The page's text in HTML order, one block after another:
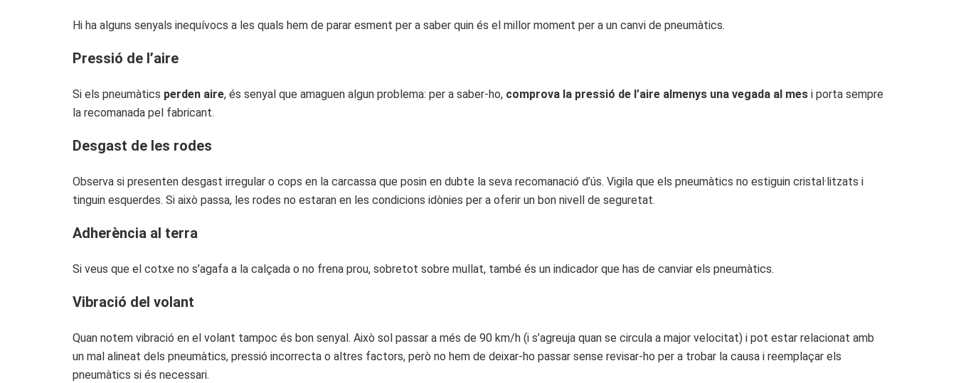
Hi ha alguns senyals inequívocs a les quals hem de parar esment per a saber quin és el millor moment per a un canvi de pneumàtics.
Pressió de l’aire
Si els pneumàtics perden aire, és senyal que amaguen algun problema: per a saber-ho, comprova la pressió de l’aire almenys una vegada al mes i porta sempre
la recomanada pel fabricant.
Desgast de les rodes
Observa si presenten desgast irregular o cops en la carcassa que posin en dubte la seva recomanació d’ús. Vigila que els pneumàtics no estiguin cristal·litzats i
tinguin esquerdes. Si això passa, les rodes no estaran en les condicions idònies per a oferir un bon nivell de seguretat.
Adherència al terra
Si veus que el cotxe no s’agafa a la calçada o no frena prou, sobretot sobre mullat, també és un indicador que has de canviar els pneumàtics.
Vibració del volant
Quan notem vibració en el volant tampoc és bon senyal. Això sol passar a més de 90 km/h (i s’agreuja quan se circula a major velocitat) i pot estar relacionat amb
un mal alineat dels pneumàtics, pressió incorrecta o altres factors, però no hem de deixar-ho passar sense revisar-ho per a trobar la causa i reemplaçar els
pneumàtics si és necessari.